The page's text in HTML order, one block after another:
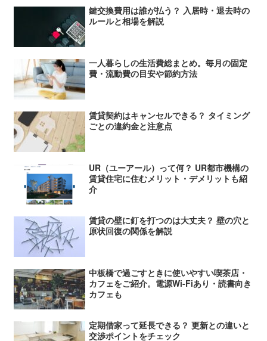
鍵交換費用は誰が払う？ 入居時・退去時の
ルールと相場を解説
一人暮らしの生活費総まとめ。毎月の固定
費・流動費の目安や節約方法
賃貸契約はキャンセルできる？ タイミング
ごとの違約金と注意点
UR（ユーアール）って何？ UR都市機構の
賃貸住宅に住むメリット・デメリットも紹
介
賃貸の壁に釘を打つのは大丈夫？ 壁の穴と
原状回復の関係を解説
中板橋で過ごすときに使いやすい喫茶店・
カフェをご紹介。電源Wi-Fiあり・読書向き
カフェも
定期借家って延長できる？ 更新との違いと
交渉ポイントをチェック